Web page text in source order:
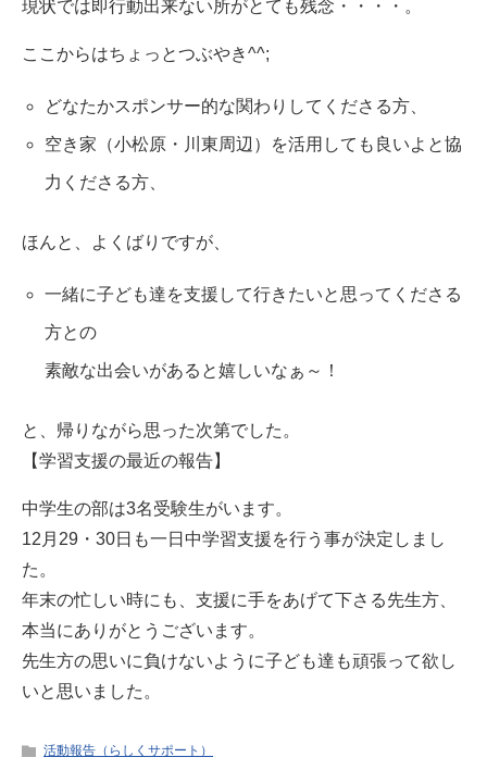
現状では即行動出来ない所がとても残念・・・・。
ここからはちょっとつぶやき^^;
どなたかスポンサー的な関わりしてくださる方、
空き家（小松原・川東周辺）を活用しても良いよと協
力くださる方、
ほんと、よくばりですが、
一緒に子ども達を支援して行きたいと思ってくださる
方との
素敵な出会いがあると嬉しいなぁ～！
と、帰りながら思った次第でした。
【学習支援の最近の報告】
中学生の部は3名受験生がいます。
12月29・30日も一日中学習支援を行う事が決定しまし
た。
年末の忙しい時にも、支援に手をあげて下さる先生方、
本当にありがとうございます。
先生方の思いに負けないように子ども達も頑張って欲し
いと思いました。
活動報告（らしくサポート）